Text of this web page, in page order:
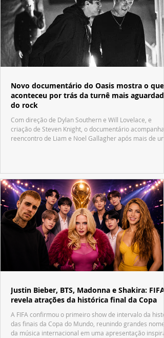
Novo documentário do Oasis mostra o que
aconteceu por trás da turnê mais aguardada
do rock
Com direção de Dylan Southern e Will Lovelace, e
criação de Steven Knight, o documentário acompanha
reencontro de Liam e Noel Gallagher após mais de
Justin Bieber, BTS, Madonna e Shakira: FIFA
revela atrações da histórica final da Copa
A FIFA confirmou o primeiro show de intervalo da
das finais da Copa do Mundo, reunindo grandes nomes
da música internacional em uma apresentação